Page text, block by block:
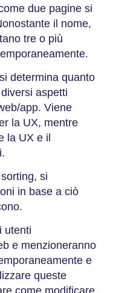
due pagine si
il nome,
tre o più
determina quanto
aspetti
app. Viene
la UX, mentre
la UX e il
si
in base a ciò
utenti
e menzioneranno
e
queste
come modificare